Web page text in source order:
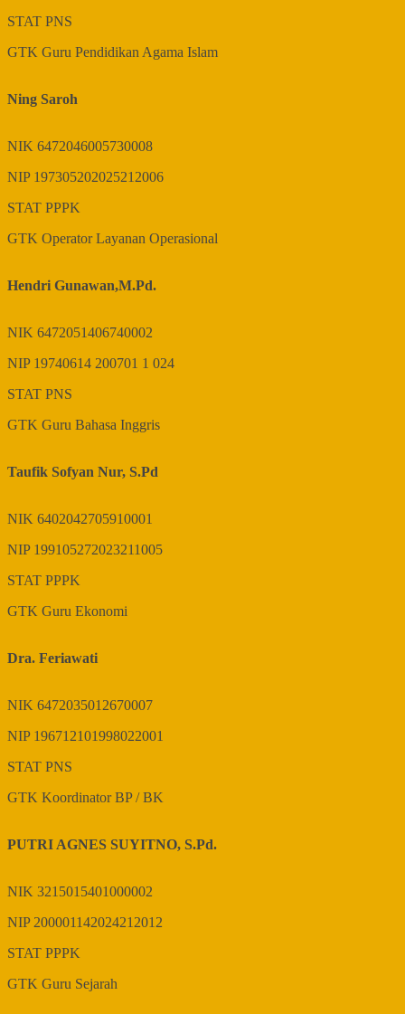
STAT PNS
GTK Guru Pendidikan Agama Islam
Ning Saroh
NIK 6472046005730008
NIP 197305202025212006
STAT PPPK
GTK Operator Layanan Operasional
Hendri Gunawan,M.Pd.
NIK 6472051406740002
NIP 19740614 200701 1 024
STAT PNS
GTK Guru Bahasa Inggris
Taufik Sofyan Nur, S.Pd
NIK 6402042705910001
NIP 199105272023211005
STAT PPPK
GTK Guru Ekonomi
Dra. Feriawati
NIK 6472035012670007
NIP 196712101998022001
STAT PNS
GTK Koordinator BP / BK
PUTRI AGNES SUYITNO, S.Pd.
NIK 3215015401000002
NIP200001142024212012
STAT PPPK
GTK Guru Sejarah